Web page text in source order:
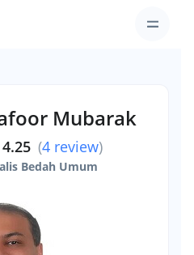
Mubarak
4.25 (4 review)
Bedah Umum